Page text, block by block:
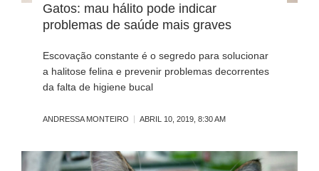
Gatos: mau hálito pode indicar
problemas de saúde mais graves
Escovação constante é o segredo para solucionar
a halitose felina e prevenir problemas decorrentes
da falta de higiene bucal
ANDRESSA MONTEIRO ABRIL 10, 2019, 8:30 AM